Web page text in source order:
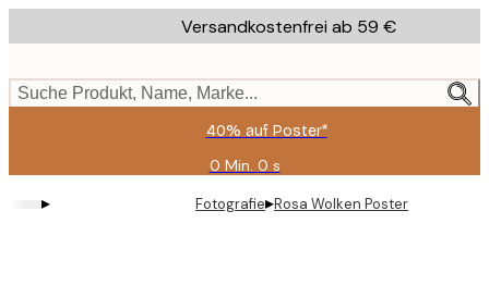
to
content.
Versandkostenfrei ab 59 €
Suche Produkt, Name, Marke...
40% auf Poster*
0 Min. 0 s
Gültig
bis:
2026-
▸ Fotografie▸Rosa Wolken Poster